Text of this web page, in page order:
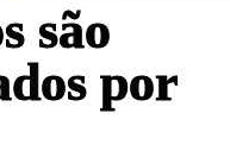
são
por